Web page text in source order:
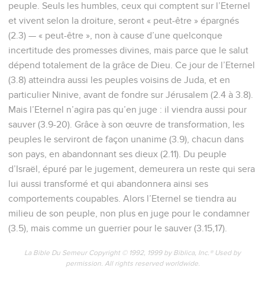
peuple. Seuls les humbles, ceux qui comptent sur l’Eternel
et vivent selon la droiture, seront « peut-être » épargnés
(2.3) — « peut-être », non à cause d’une quelconque
incertitude des promesses divines, mais parce que le salut
dépend totalement de la grâce de Dieu. Ce jour de l’Eternel
(3.8) atteindra aussi les peuples voisins de Juda, et en
particulier Ninive, avant de fondre sur Jérusalem (2.4 à 3.8).
Mais l’Eternel n’agira pas qu’en juge : il viendra aussi pour
sauver (3.9-20). Grâce à son œuvre de transformation, les
peuples le serviront de façon unanime (3.9), chacun dans
son pays, en abandonnant ses dieux (2.11). Du peuple
d’Israël, épuré par le jugement, demeurera un reste qui sera
lui aussi transformé et qui abandonnera ainsi ses
comportements coupables. Alors l’Eternel se tiendra au
milieu de son peuple, non plus en juge pour le condamner
(3.5), mais comme un guerrier pour le sauver (3.15,17).
La Bible Du Semeur Copyright © 1992, 1999 by Biblica, Inc.® Used by
permission. All rights reserved worldwide.